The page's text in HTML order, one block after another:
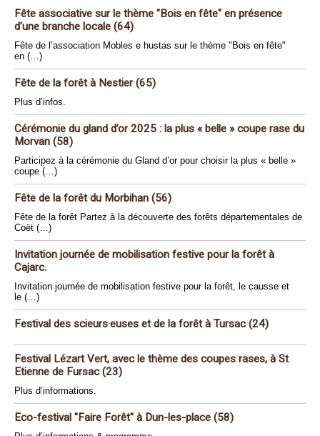
Fête associative sur le thème "Bois en fête" en présence
d’une branche locale (64)
Fête de l’association Mobles e hustas sur le thème "Bois en fête"
en (…)
Fête de la forêt à Nestier (65)
Plus d’infos.
Cérémonie du gland d’or 2025 : la plus « belle » coupe rase du
Morvan (58)
Participez à la cérémonie du Gland d’or pour choisir la plus « belle »
coupe (…)
Fête de la forêt du Morbihan (56)
Fête de la forêt Partez à la découverte des forêts départementales de
Coët (…)
Invitation journée de mobilisation festive pour la forêt à
Cajarc.
Invitation journée de mobilisation festive pour la forêt, le causse et
le (…)
Festival des scieurs·euses et de la forêt à Tursac (24)
Festival Lézart Vert, avec le thème des coupes rases, à St
Etienne de Fursac (23)
Plus d’informations.
Eco-festival "Faire Forêt" à Dun-les-place (58)